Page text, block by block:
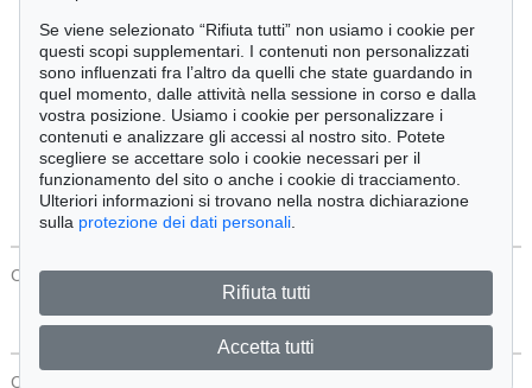
Tutti gli oggetti
Solo offerte attuali
Solo oggetti venduti
Cerca
CONTATTI Protezione Dei Dati
CONTATTI
Se viene selezionato “Rifiuta tutti” non usiamo i cookie per
questi scopi supplementari. I contenuti non personalizzati
sono influenzati fra l’altro da quelli che state guardando in
quel momento, dalle attività nella sessione in corso e dalla
vostra posizione. Usiamo i cookie per personalizzare i
contenuti e analizzare gli accessi al nostro sito. Potete
scegliere se accettare solo i cookie necessari per il
funzionamento del sito o anche i cookie di tracciamento.
Ulteriori informazioni si trovano nella nostra dichiarazione
sulla protezione dei dati personali
Rifiuta tutti
Accetta tutti